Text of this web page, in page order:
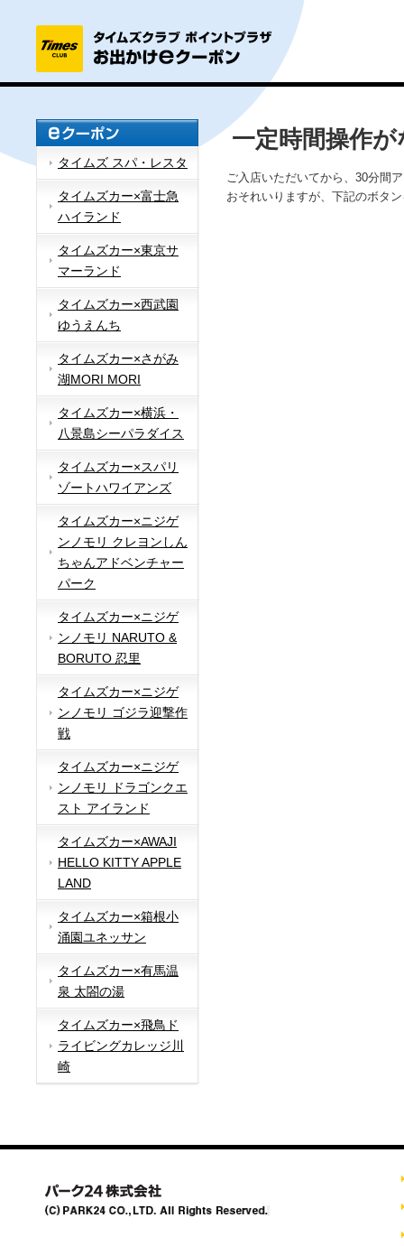
タイムズ スパ・レスタ
タイムズカー×富士急
ハイランド
タイムズカー×東京サ
マーランド
タイムズカー×西武園
ゆうえんち
タイムズカー×さがみ
湖MORI MORI
タイムズカー×横浜・
八景島シーパラダイス
タイムズカー×スパリ
ゾートハワイアンズ
タイムズカー×ニジゲ
ンノモリ クレヨンしん
ちゃんアドベンチャー
パーク
タイムズカー×ニジゲ
ンノモリ NARUTO &
BORUTO 忍里
タイムズカー×ニジゲ
ンノモリ ゴジラ迎撃作
戦
タイムズカー×ニジゲ
ンノモリ ドラゴンクエ
スト アイランド
タイムズカー×AWAJI
HELLO KITTY APPLE
LAND
タイムズカー×箱根小
涌園ユネッサン
タイムズカー×有馬温
泉 太閤の湯
タイムズカー×飛鳥ド
ライビングカレッジ川
崎
一定時間操作
ご入店いただいてから、30分間
おそれいりますが、下記のボタ